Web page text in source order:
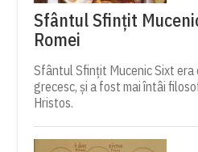
Sfântul Sfințit
Romei
Sfântul Sfințit Mucenic Sixt era
grecesc, și a fost mai întâi
Hristos.